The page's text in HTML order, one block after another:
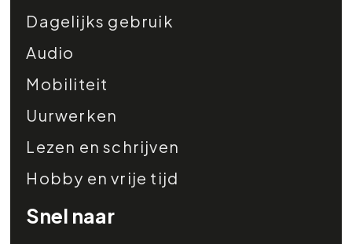
Dagelijks gebruik
Audio
Mobiliteit
Uurwerken
Lezen en schrijven
Hobby en vrije tijd
Snel naar